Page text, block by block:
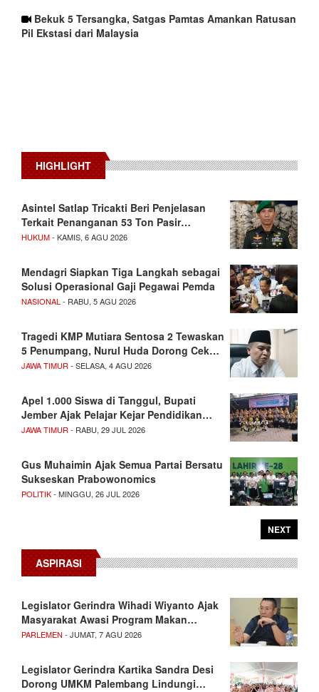
Bekuk 5 Tersangka, Satgas Pamtas Amankan Ratusan
Pil Ekstasi dari Malaysia
HIGHLIGHT
Asintel Satlap Tricakti Beri Penjelasan
Terkait Penanganan 53 Ton Pasir…
HUKUM- KAMIS, 6 AGU 2026
Mendagri Siapkan Tiga Langkah sebagai
Solusi Operasional Gaji Pegawai Pemda
NASIONAL - RABU, 5 AGU 2026
Tragedi KMP Mutiara Sentosa 2 Tewaskan
5 Penumpang, Nurul Huda Dorong Cek…
JAWA TIMUR - SELASA, 4 AGU 2026
Apel 1.000 Siswa di Tanggul, Bupati
Jember Ajak Pelajar Kejar Pendidikan…
JAWA TIMUR - RABU, 29 JUL 2026
Gus Muhaimin Ajak Semua Partai Bersatu
Sukseskan Prabowonomics
POLITIK- MINGGU, 26 JUL 2026
NEXT
ASPIRASI
Legislator Gerindra Wihadi Wiyanto Ajak
Masyarakat Awasi Program Makan…
PARLEMEN - JUMAT, 7 AGU 2026
Legislator Gerindra Kartika Sandra Desi
Dorong UMKM Palembang Lindungi…